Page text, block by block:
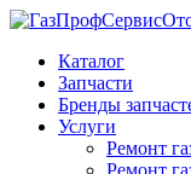
Каталог
Запчасти
Бренды
Услуги
Ремонт
Ремонт